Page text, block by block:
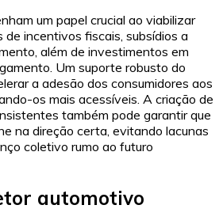
um papel crucial ao viabilizar
incentivos fiscais, subsídios a
além de investimentos em
Um suporte robusto do
a adesão dos consumidores aos
os mais acessíveis. A criação de
também pode garantir que
na direção certa, evitando lacunas
coletivo rumo ao futuro
automotivo